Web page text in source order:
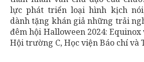
lực phát triển loại hình kịch
dành tặng khán giả những trải
đêm hội Halloween 2024: Equinox
Hội trường C, Học viện Báo chí và